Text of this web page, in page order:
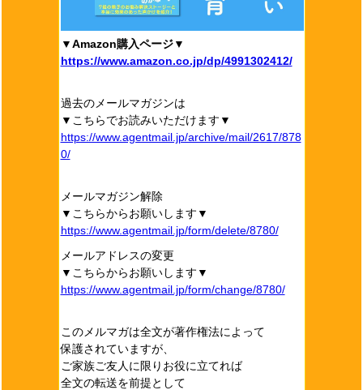
▼Amazon購入ページ▼
https://www.amazon.co.jp/dp/4991302412/
過去のメールマガジンは
▼こちらでお読みいただけます▼
https://www.agentmail.jp/archive/mail/2617/878
0/
メールマガジン解除
▼こちらからお願いします▼
https://www.agentmail.jp/form/delete/8780/
メールアドレスの変更
▼こちらからお願いします▼
https://www.agentmail.jp/form/change/8780/
このメルマガは全文が著作権法によって
保護されていますが、
ご家族ご友人に限りお役に立てれば
全文の転送を前提として